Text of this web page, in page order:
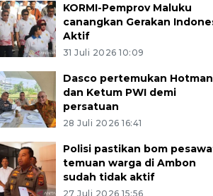
KORMI-Pemprov Maluku
canangkan Gerakan
Aktif
31 Juli 2026 10:09
Dasco pertemukan Hotman
dan Ketum PWI demi
persatuan
28 Juli 2026 16:41
Polisi pastikan bom
temuan warga di Ambon
sudah tidak aktif
27 Juli 2026 15:56